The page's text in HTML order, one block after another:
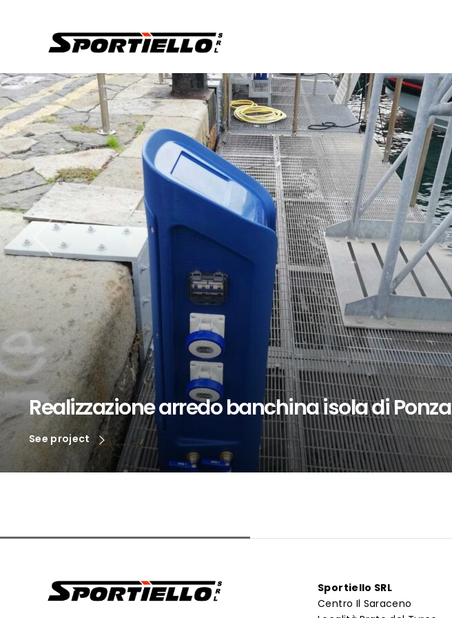
Realizzazione arredo banchina isola di Ponza
See project
Sportiello SRL
Centro Il Saraceno